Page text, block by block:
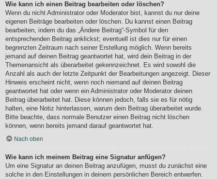
Wie kann ich einen Beitrag bearbeiten oder löschen?
Wenn du nicht Administrator oder Moderator bist, kannst du nur deine
eigenen Beiträge bearbeiten oder löschen. Du kannst einen Beitrag
bearbeiten, indem du das „Ändere Beitrag“-Symbol für den
entsprechenden Beitrag anklickst; eventuell ist dies nur für einen
begrenzten Zeitraum nach seiner Erstellung möglich. Wenn bereits
jemand auf deinen Beitrag geantwortet hat, wird dein Beitrag in der
Themenansicht als überarbeitet gekennzeichnet. Es wird sowohl die
Anzahl als auch der letzte Zeitpunkt der Bearbeitungen angezeigt. Dieser
Hinweis erscheint nicht, wenn noch niemand auf deinen Beitrag
geantwortet hat oder wenn ein Administrator oder Moderator deinen
Beitrag überarbeitet hat. Diese können jedoch, falls sie es für nötig
halten, eine Notiz hinterlassen, warum dein Beitrag überarbeitet wurde.
Bitte beachte, dass normale Benutzer einen Beitrag nicht löschen
können, wenn bereits jemand darauf geantwortet hat.
Nach oben
Wie kann ich meinem Beitrag eine Signatur anfügen?
Um eine Signatur an deinen Beitrag anzufügen, musst du zunächst eine
solche in den Einstellungen in deinem persönlichen Bereich entwerfen.